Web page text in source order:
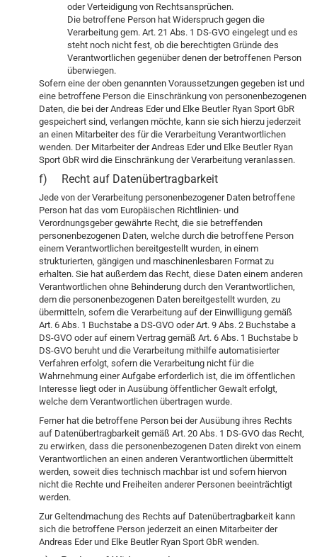
oder Verteidigung von Rechtsansprüchen.
Die betroffene Person hat Widerspruch gegen die
Verarbeitung gem. Art. 21 Abs. 1 DS-GVO eingelegt und es
steht noch nicht fest, ob die berechtigten Gründe des
Verantwortlichen gegenüber denen der betroffenen Person
überwiegen.
Sofern eine der oben genannten Voraussetzungen gegeben ist und
eine betroffene Person die Einschränkung von personenbezogenen
Daten, die bei der Andreas Eder und Elke Beutler Ryan Sport GbR
gespeichert sind, verlangen möchte, kann sie sich hierzu jederzeit
an einen Mitarbeiter des für die Verarbeitung Verantwortlichen
wenden. Der Mitarbeiter der Andreas Eder und Elke Beutler Ryan
Sport GbR wird die Einschränkung der Verarbeitung veranlassen.
f) Recht auf Datenübertragbarkeit
Jede von der Verarbeitung personenbezogener Daten betroffene
Person hat das vom Europäischen Richtlinien- und
Verordnungsgeber gewährte Recht, die sie betreffenden
personenbezogenen Daten, welche durch die betroffene Person
einem Verantwortlichen bereitgestellt wurden, in einem
strukturierten, gängigen und maschinenlesbaren Format zu
erhalten. Sie hat außerdem das Recht, diese Daten einem anderen
Verantwortlichen ohne Behinderung durch den Verantwortlichen,
dem die personenbezogenen Daten bereitgestellt wurden, zu
übermitteln, sofern die Verarbeitung auf der Einwilligung gemäß
Art. 6 Abs. 1 Buchstabe a DS-GVO oder Art. 9 Abs. 2 Buchstabe a
DS-GVO oder auf einem Vertrag gemäß Art. 6 Abs. 1 Buchstabe b
DS-GVO beruht und die Verarbeitung mithilfe automatisierter
Verfahren erfolgt, sofern die Verarbeitung nicht für die
Wahrnehmung einer Aufgabe erforderlich ist, die im öffentlichen
Interesse liegt oder in Ausübung öffentlicher Gewalt erfolgt,
welche dem Verantwortlichen übertragen wurde.
Ferner hat die betroffene Person bei der Ausübung ihres Rechts
auf Datenübertragbarkeit gemäß Art. 20 Abs. 1 DS-GVO das Recht,
zu erwirken, dass die personenbezogenen Daten direkt von einem
Verantwortlichen an einen anderen Verantwortlichen übermittelt
werden, soweit dies technisch machbar ist und sofern hiervon
nicht die Rechte und Freiheiten anderer Personen beeinträchtigt
werden.
Zur Geltendmachung des Rechts auf Datenübertragbarkeit kann
sich die betroffene Person jederzeit an einen Mitarbeiter der
Andreas Eder und Elke Beutler Ryan Sport GbR wenden.